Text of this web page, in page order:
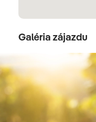
Miskolc
3. deň
Galéria zájazdu